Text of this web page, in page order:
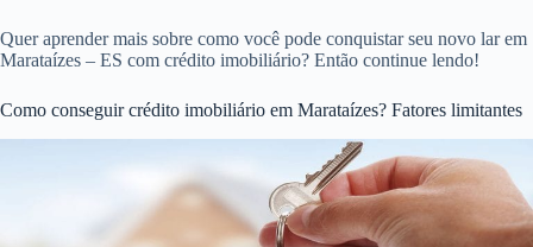
Quer aprender mais sobre como você pode conquistar seu novo lar em
Marataízes – ES com crédito imobiliário? Então continue lendo!
Como conseguir crédito imobiliário em Marataízes? Fatores limitantes